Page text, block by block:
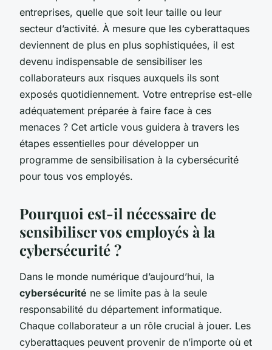
entreprises, quelle que soit leur taille ou leur
secteur d’activité. À mesure que les cyberattaques
deviennent de plus en plus sophistiquées, il est
devenu indispensable de sensibiliser les
collaborateurs aux risques auxquels ils sont
exposés quotidiennement. Votre entreprise est-elle
adéquatement préparée à faire face à ces
menaces ? Cet article vous guidera à travers les
étapes essentielles pour développer un
programme de sensibilisation à la cybersécurité
pour tous vos employés.
Pourquoi est-il nécessaire de
sensibiliser vos employés à la
cybersécurité ?
Dans le monde numérique d’aujourd’hui, la
cybersécurité ne se limite pas à la seule
responsabilité du département informatique.
Chaque collaborateur a un rôle crucial à jouer. Les
cyberattaques peuvent provenir de n’importe où et